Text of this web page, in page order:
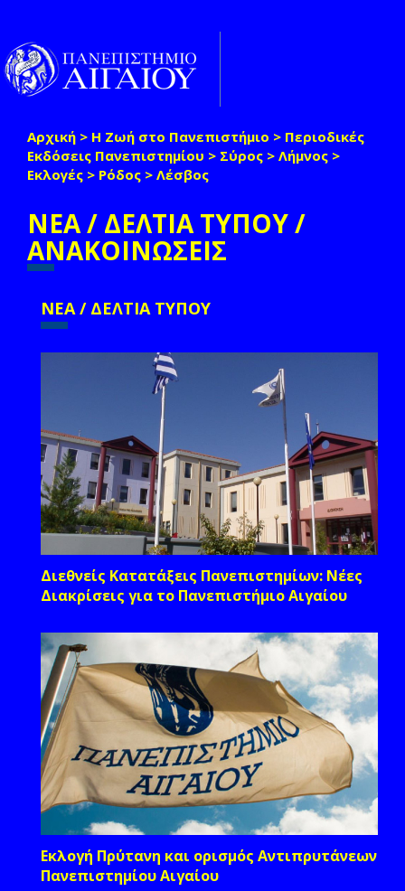
Παράκαμψη προς το κυρίως περιεχόμενο
Είστε εδώ
Αρχική > Η Ζωή στο Πανεπιστήμιο > Περιοδικές
Εκδόσεις Πανεπιστημίου > Σύρος > Λήμνος >
Εκλογές > Ρόδος > Λέσβος
ΝΕΑ / ΔΕΛΤΙΑ ΤΥΠΟΥ /
ΑΝΑΚΟΙΝΩΣΕΙΣ
ΝΕΑ / ΔΕΛΤΙΑ ΤΥΠΟΥ
Διεθνείς Κατατάξεις Πανεπιστημίων: Νέες
Διακρίσεις για το Πανεπιστήμιο Αιγαίου
Εκλογή Πρύτανη και ορισμός Αντιπρυτάνεων
Πανεπιστημίου Αιγαίου